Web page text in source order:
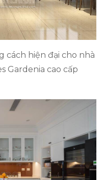
cách hiện đại cho nhà
Gardenia cao cấp